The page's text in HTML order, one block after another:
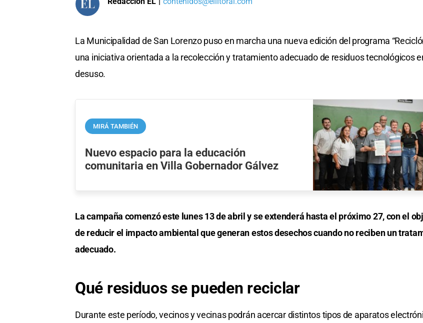
La Municipalidad de San Lorenzo puso en marcha una nueva edición del programa
una iniciativa orientada a la recolección y tratamiento adecuado de residuos tecnológicos
desuso.
MIRÁ TAMBIÉN
Nuevo espacio para la educación
comunitaria en Villa Gobernador Gálvez
La campaña comenzó este lunes 13 de abril y se extenderá hasta el próximo 27, con el
de reducir el impacto ambiental que generan estos desechos cuando no reciben un
adecuado.
Qué residuos se pueden reciclar
Durante este período, vecinos y vecinas podrán acercar distintos tipos de aparatos